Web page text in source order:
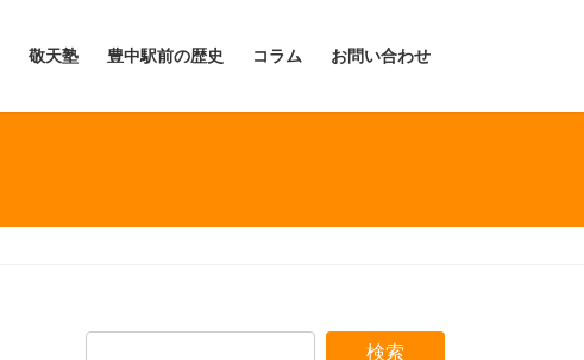
敬天塾 豊中駅前の歴史 コラム お問い合わせ